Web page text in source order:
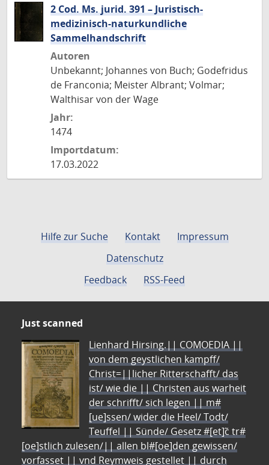
2 Cod. Ms. jurid. 391 – Juristisch-
medizinisch-naturkundliche
Sammelhandschrift
Autoren
Unbekannt; Johannes von Buch; Godefridus
de Franconia; Meister Albrant; Volmar;
Walthisar von der Wage
Jahr:
1474
Importdatum:
17.03.2022
Hilfe zur Suche Kontakt
Impressum
Datenschutz
Feedback
RSS-Feed
Just scanned
Lienhard Hirsing.|| COMOEDIA ||
von dem geystlichen kampff/
Christ=||licher Ritterschafft/ das
ist/ wie die || Christen aus warheit
der schrifft/ sich legen || m#
[ue]ssen/ wider die Heel/ Todt/
Teuffel || Sünde/ Gesetz #[et]c̃ tr#
[oe]stlich zulesen/|| allen bl#[oe]den gewissen/
vorfasset || vnd Reymweis gestellet || durch